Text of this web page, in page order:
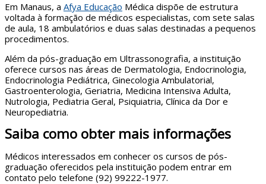
Em Manaus, a Afya Educação Médica dispõe de estrutura
voltada à formação de médicos especialistas, com sete salas
de aula, 18 ambulatórios e duas salas destinadas a pequenos
procedimentos.
Além da pós-graduação em Ultrassonografia, a instituição
oferece cursos nas áreas de Dermatologia, Endocrinologia,
Endocrinologia Pediátrica, Ginecologia Ambulatorial,
Gastroenterologia, Geriatria, Medicina Intensiva Adulta,
Nutrologia, Pediatria Geral, Psiquiatria, Clínica da Dor e
Neuropediatria.
Saiba como obter mais informações
Médicos interessados em conhecer os cursos de pós-
graduação oferecidos pela instituição podem entrar em
contato pelo telefone (92) 99222-1977.